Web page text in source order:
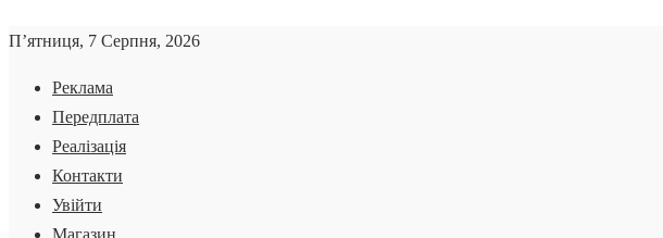
П’ятниця, 7 Серпня, 2026
Реклама
Передплата
Реалізація
Контакти
Увійти
Магазин